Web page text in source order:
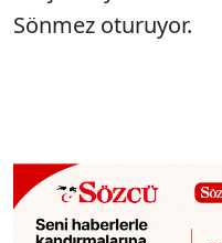
Sönmez oturuyor.